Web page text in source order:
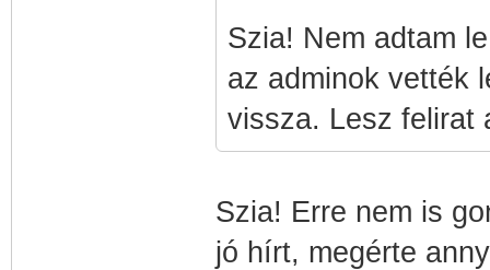
Szia! Nem adtam
az adminok vették
vissza. Lesz felirat
Szia! Erre nem is
jó hírt, megérte